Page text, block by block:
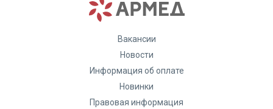
Вакансии
Новости
Информация об оплате
Новинки
Правовая информация